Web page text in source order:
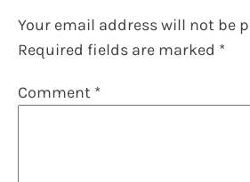
Your email address will not be
Required fields are marked *
Comment *